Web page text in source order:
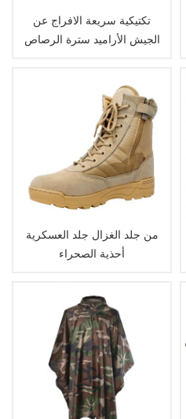
تكتيكية سريعة الافراج عن
الجيش الأراميد سترة الرصاص
من جلد الغزال جلد العسكرية
أحذية الصحراء